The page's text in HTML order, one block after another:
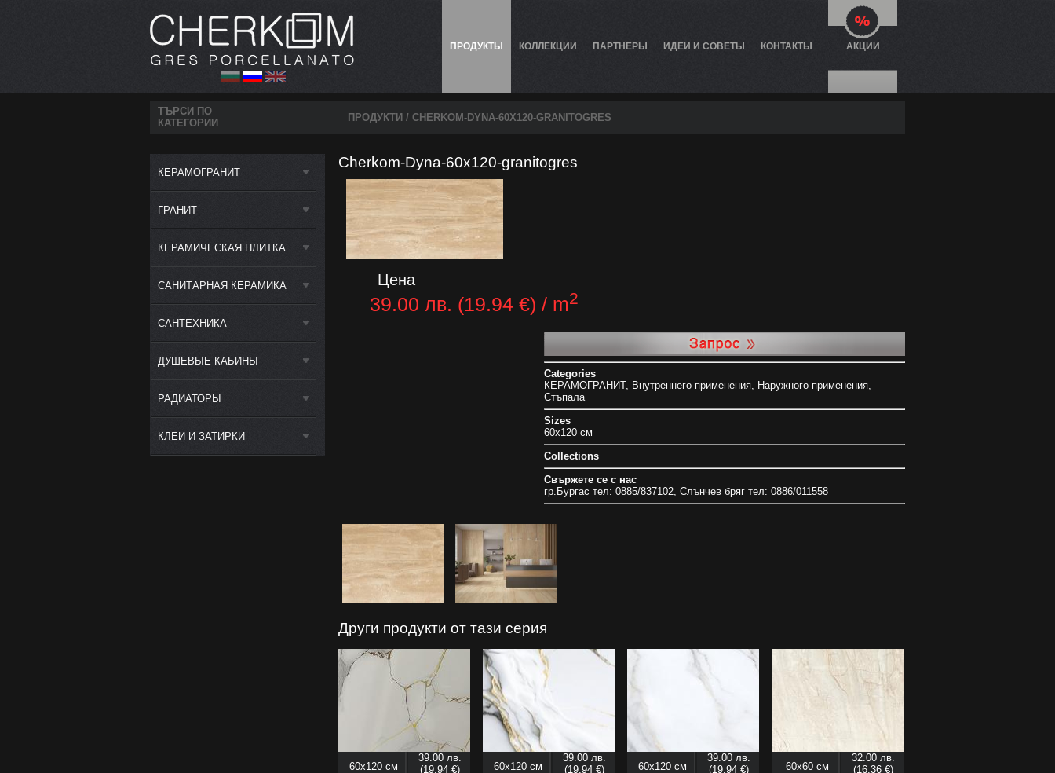
ПРОДУКТЫ КОЛЛЕКЦИИ ПАРТНЕРЫ ИДЕИ И СОВЕТЫ КОНТАКТЫ АКЦИИ
ТЪРСИ ПО
КАТЕГОРИИ
ПРОДУКТИ / CHERKOM-DYNA-60X120-GRANITOGRES
КЕРАМОГРАНИТ
ГРАНИТ
КЕРАМИЧЕСКАЯ ПЛИТКА
САНИТАРНАЯ КЕРАМИКА
САНТЕХНИКА
ДУШЕВЫЕ КАБИНЫ
РАДИАТОРЫ
КЛЕИ И ЗАТИРКИ
Cherkom-Dyna-60x120-granitogres
Цена
39.00 лв. (19.94 €) / m2
Categories
КЕРАМОГРАНИТ, Внутреннего применения, Наружного применения,
Стъпала
Sizes
60x120 см
Collections
Свържете се с нас
гр.Бургас тел: 0885/837102, Слънчев бряг тел: 0886/011558
Други продукти от тази серия
60x120 см
39.00 лв.
(19.94 €)
60x120 см
39.00 лв.
(19.94 €)
60x120 см
39.00 лв.
(19.94 €)
60x60 см
32.00 лв.
(16.36 €)